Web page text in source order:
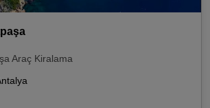
Araç Kiralama